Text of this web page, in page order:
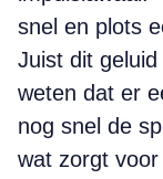
snel en plots
Juist dit
weten dat er
nog snel de
wat zorgt